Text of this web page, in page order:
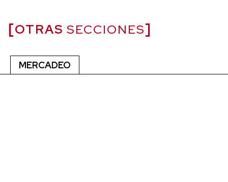
OTRAS SECCIONES
MERCADEO